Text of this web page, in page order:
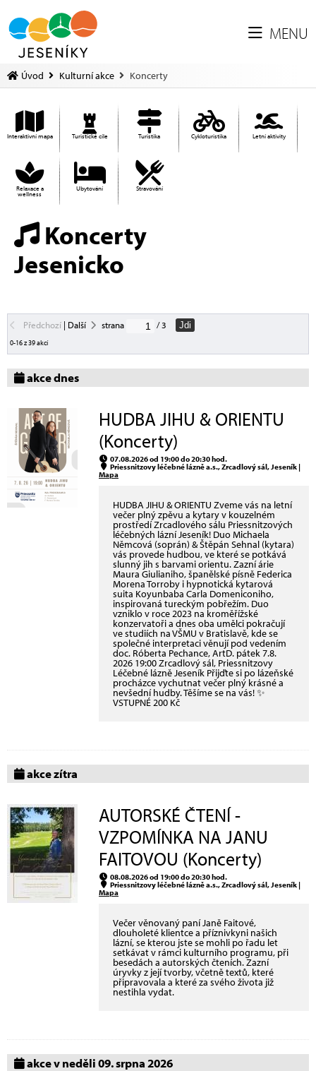
MENU
Úvod Kulturní akce Koncerty
Interaktivní mapa Turistické cíle Turistika Cykloturistika Letní aktivity
Relaxace a
wellness
Ubytování Stravování
Koncerty
Jesenicko
Předchozí| Další strana / 3 Jdi
0-16 z 39 akcí
akce dnes
HUDBA JIHU & ORIENTU
(Koncerty)
07.08.2026 od 19:00 do 20:30 hod.
Priessnitzovy léčebné lázně a.s., Zrcadlový sál, Jeseník |
Mapa
HUDBA JIHU & ORIENTU Zveme vás na letní
večer plný zpěvu a kytary v kouzelném
prostředí Zrcadlového sálu Priessnitzových
léčebných lázní Jeseník! Duo Michaela
Němcová (soprán) & Štěpán Sehnal (kytara)
vás provede hudbou, ve které se potkává
slunný jih s barvami orientu. Zazní árie
Maura Giulianiho, španělské písně Federica
Morena Torroby i hypnotická kytarová
suita Koyunbaba Carla Domeniconiho,
inspirovaná tureckým pobřežím. Duo
vzniklo v roce 2023 na kroměřížské
konzervatoři a dnes oba umělci pokračují
ve studiích na VŠMU v Bratislavě, kde se
společné interpretaci věnují pod vedením
doc. Róberta Pechance, ArtD. pátek 7.8.
2026 19:00 Zrcadlový sál, Priessnitzovy
Léčebné lázně Jeseník Přijďte si po lázeňské
procházce vychutnat večer plný krásné a
nevšední hudby. Těšíme se na vás! ✨
VSTUPNÉ 200 Kč
akce zítra
AUTORSKÉ ČTENÍ -
VZPOMÍNKA NA JANU
FAITOVOU (Koncerty)
08.08.2026 od 19:00 do 20:30 hod.
Priessnitzovy léčebné lázně a.s., Zrcadlový sál, Jeseník |
Mapa
Večer věnovaný paní Janě Faitové,
dlouholeté klientce a příznivkyni našich
lázní, se kterou jste se mohli po řadu let
setkávat v rámci kulturního programu, při
besedách a autorských čteních. Zazní
úryvky z její tvorby, včetně textů, které
připravovala a které za svého života již
nestihla vydat.
akce v neděli 09. srpna 2026